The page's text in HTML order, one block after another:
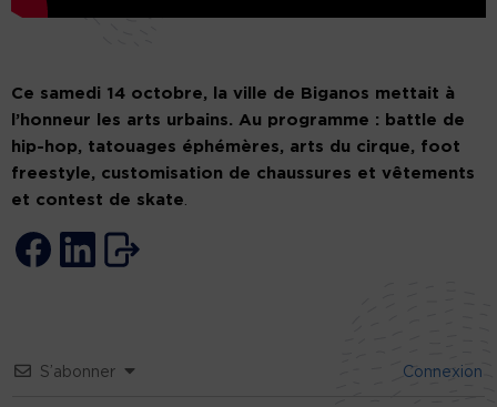
Ce samedi 14 octobre, la ville de Biganos mettait à
l’honneur les arts urbains. Au programme : battle de
hip-hop, tatouages éphémères, arts du cirque, foot
freestyle, customisation de chaussures et vêtements
et contest de skate
S’abonner Connexion